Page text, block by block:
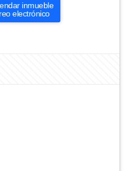
inmueble
electrónico